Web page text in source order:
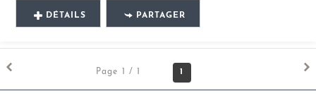
DÉTAILS PARTAGER
Page 1 / 1 1